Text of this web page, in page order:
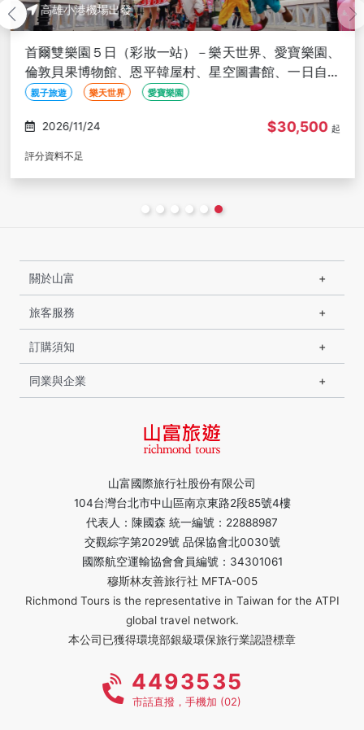
高雄小港機場出發
首爾雙樂園５日（彩妝一站）－樂天世界、愛寶樂園、
倫敦貝果博物館、恩平韓屋村、星空圖書館、一日自由
活動、兩晚明洞－高雄出發
親子旅遊 樂天世界 愛寶樂園
2026/11/24 $30,500 起
評分資料不足
山富國際旅行社股份有限公司
104台灣台北市中山區南京東路2段85號4樓
代表人：陳國森 統一編號：22888987
交觀綜字第2029號 品保協會北0030號
國際航空運輸協會會員編號：34301061
穆斯林友善旅行社 MFTA-005
Richmond Tours is the representative in Taiwan for the ATPI
global travel network.
本公司已獲得環境部銀級環保旅行業認證標章
關於山富
旅客服務
訂購須知
同業與企業
4493535
市話直撥，手機加 (02)